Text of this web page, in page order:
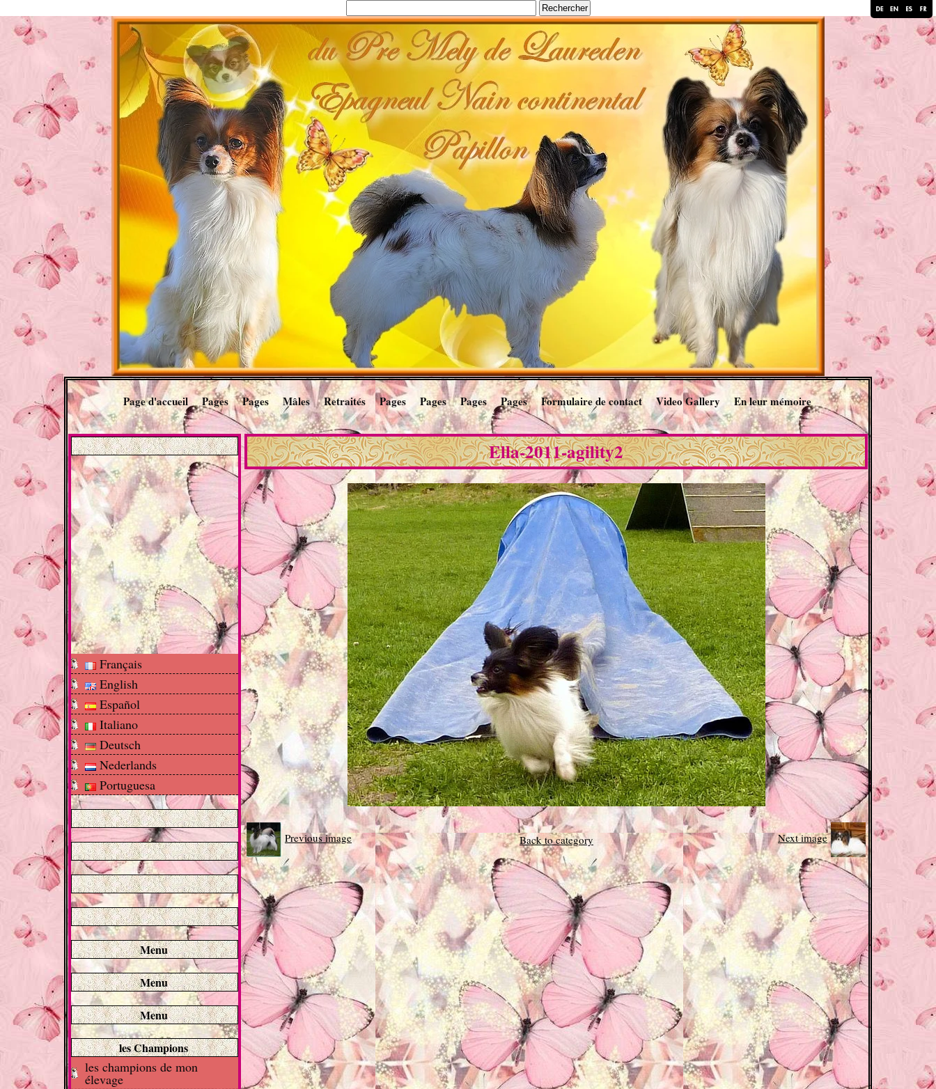
Page d'accueil Pages Pages Mâles Retraités Pages Pages Pages Pages Formulaire de contact Video Gallery En leur mémoire
Français
English
Español
Italiano
Deutsch
Nederlands
Portuguesa
Menu
Menu
Menu
les Champions
les champions de mon
élevage
Ella-2011-agility2
Previous image Back to category Next image